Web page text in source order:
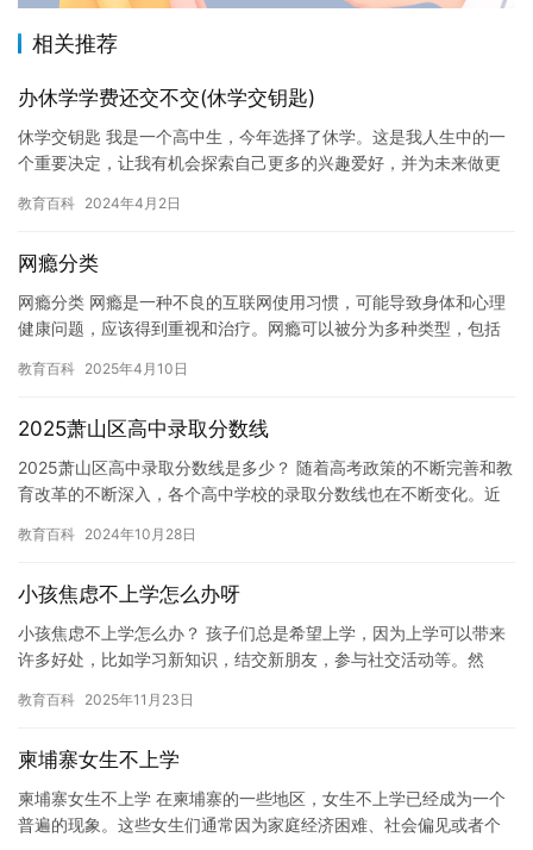
相关推荐
办休学学费还交不交(休学交钥匙)
休学交钥匙 我是一个高中生，今年选择了休学。这是我人生中的一
个重要决定，让我有机会探索自己更多的兴趣爱好，并为未来做更
读…
教育百科 2024年4月2日
网瘾分类
网瘾分类 网瘾是一种不良的互联网使用习惯，可能导致身体和心理
健康问题，应该得到重视和治疗。网瘾可以被分为多种类型，包括
其特…
教育百科 2025年4月10日
2025萧山区高中录取分数线
2025萧山区高中录取分数线是多少？ 随着高考政策的不断完善和教
育改革的不断深入，各个高中学校的录取分数线也在不断变化。近
教育百科 2024年10月28日
小孩焦虑不上学怎么办呀
小孩焦虑不上学怎么办？ 孩子们总是希望上学，因为上学可以带来
许多好处，比如学习新知识，结交新朋友，参与社交活动等。然
原因，…
教育百科 2025年11月23日
柬埔寨女生不上学
柬埔寨女生不上学 在柬埔寨的一些地区，女生不上学已经成为一个
普遍的现象。这些女生们通常因为家庭经济困难、社会偏见或者个